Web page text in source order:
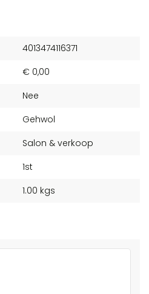
4013474116371
€ 0,00
Nee
Gehwol
Salon & verkoop
1st
1.00 kgs